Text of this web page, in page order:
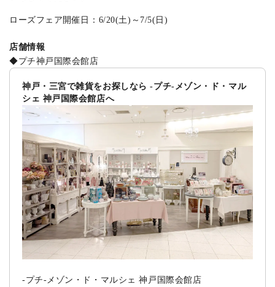
ローズフェア開催日：6/20(土)～7/5(日)
店舗情報
◆プチ神戸国際会館店
神戸・三宮で雑貨をお探しなら -プチ-メゾン・ド・マル
シェ 神戸国際会館店へ
-プチ-メゾン・ド・マルシェ 神戸国際会館店